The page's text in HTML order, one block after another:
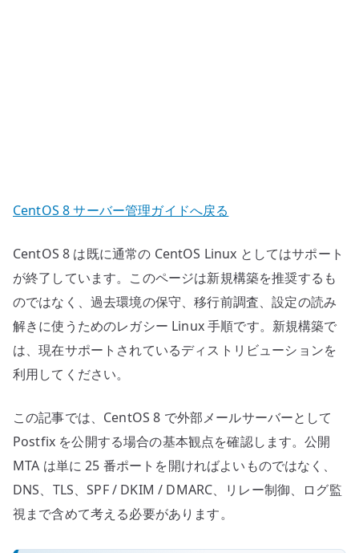
定
の
CentOS 8 サーバー管理ガイドへ戻る
CentOS 8 は既に通常の CentOS Linux としてはサポート
が終了しています。このページは新規構築を推奨するも
のではなく、過去環境の保守、移行前調査、設定の読み
解きに使うためのレガシー Linux 手順です。新規構築で
は、現在サポートされているディストリビューションを
利用してください。
この記事では、CentOS 8 で外部メールサーバーとして
Postfix を公開する場合の基本観点を確認します。公開
MTA は単に 25 番ポートを開ければよいものではなく、
DNS、TLS、SPF / DKIM / DMARC、リレー制御、ログ監
視まで含めて考える必要があります。